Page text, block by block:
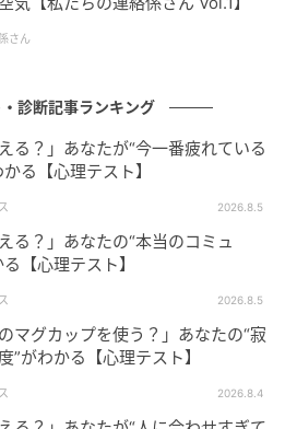
りも、その瞬間の感情の波や
持っているのではないでしょ
型業務には拒絶反応が出やす
ろうとせず、スマートフォン
底的に頼ることで、あなたの
やかに羽ばたくのではないで
エンターテインメントとして
学的・心理学的な診断結果を
さん
診断記事ランキング
える？」あなたが“今一番疲れている
る【心理テスト】
2026.8.5
る？」あなたの“本当のコミュ
【心理テスト】
2026.8.5
のマグカップを使う？」あなたの“寂
”がわかる【心理テスト】
2026.8.4